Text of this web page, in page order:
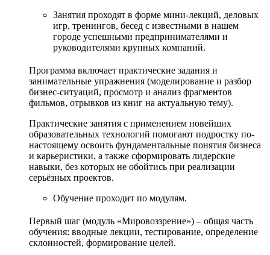
Занятия проходят в форме мини-лекций, деловых
игр, тренингов, бесед с известными в нашем
городе успешными предпринимателями и
руководителями крупных компаний.
Программа включает практические задания и
занимательные упражнения (моделирование и разбор
бизнес-ситуаций, просмотр и анализ фрагментов
фильмов, отрывков из книг на актуальную тему).
Практические занятия с применением новейших
образовательных технологий помогают подростку по-
настоящему освоить фундаментальные понятия бизнеса
и карьеристики, а также сформировать лидерские
навыки, без которых не обойтись при реализации
серьёзных проектов.
Обучение проходит по модулям.
Первый шаг (модуль «Мировоззрение») – общая часть
обучения: вводные лекции, тестирование, определение
склонностей, формирование целей.